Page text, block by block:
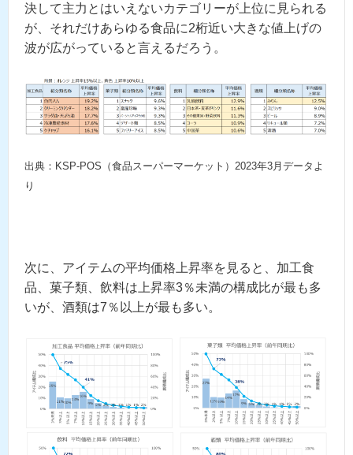
決して主力とはいえないカテゴリーが上位に見られる
が、それだけあらゆる食品に2桁近い大きな値上げの
波が広がっていると言えるだろう。
出典：KSP-POS（食品スーパーマーケット）2023年3月データよ
り
次に、アイテムの平均価格上昇率を見ると、加工食
品、菓子類、飲料は上昇率3％未満の構成比が最も多
いが、酒類は7％以上が最も多い。